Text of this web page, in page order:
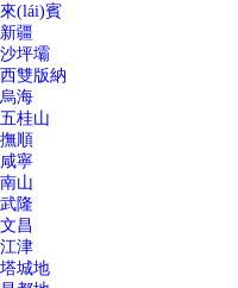
來(lái)賓
新疆
沙坪壩
西雙版納
烏海
五桂山
撫順
咸寧
南山
武隆
文昌
江津
塔城地